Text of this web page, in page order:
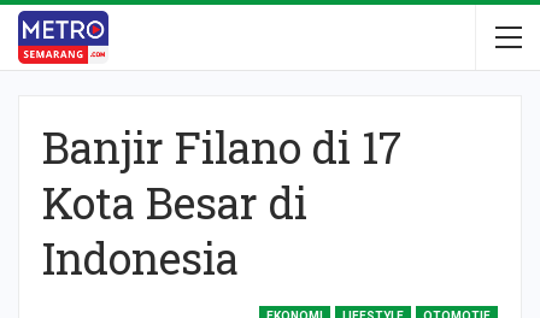
Banjir Filano di 17
Kota Besar di
Indonesia